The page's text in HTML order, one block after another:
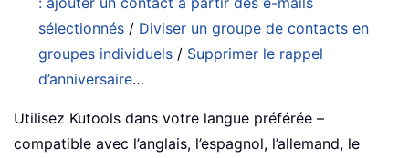
sélectionnés / Diviser un groupe de contacts en
groupes individuels / Supprimer le rappel
d’anniversaire…
Utilisez Kutools dans votre langue préférée –
compatible avec l’anglais, l’espagnol, l’allemand, le